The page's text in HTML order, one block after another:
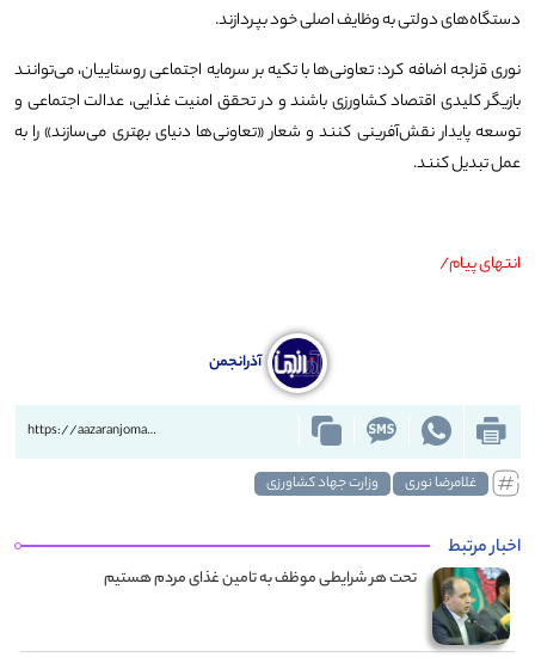
دستگاه‌های دولتی به وظایف اصلی خود بپردازند.
نوری قزلجه اضافه کرد: تعاونی‌ها با تکیه بر سرمایه اجتماعی روستاییان، می‌توانند
بازیگر کلیدی اقتصاد کشاورزی باشند و در تحقق امنیت غذایی، عدالت اجتماعی و
توسعه پایدار نقش‌آفرینی کنند و شعار «تعاونی‌ها دنیای بهتری می‌سازند» را به
عمل تبدیل کنند.
انتهای پیام/
آذرانجمن
https://aazaranjoman.ir/?p=85831
غلامرضا نوری وزارت جهاد کشاورزی
اخبار مرتبط
تحت هر شرایطی موظف به تامین غذای مردم هستیم